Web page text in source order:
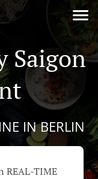
Saigon
IN BERLIN
REAL-TIME